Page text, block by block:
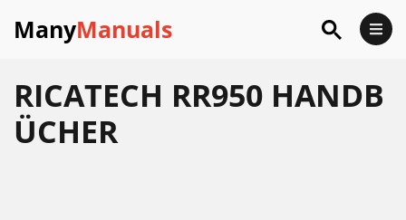
ManyManuals
RICATECH RR950 HANDB
ÜCHER